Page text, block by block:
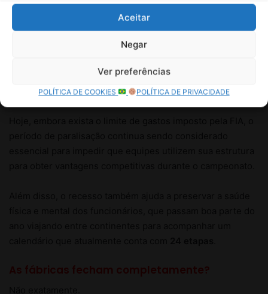
Aceitar
Negar
Ver preferências
POLÍTICA DE COOKIES POLÍTICA DE PRIVACIDADE